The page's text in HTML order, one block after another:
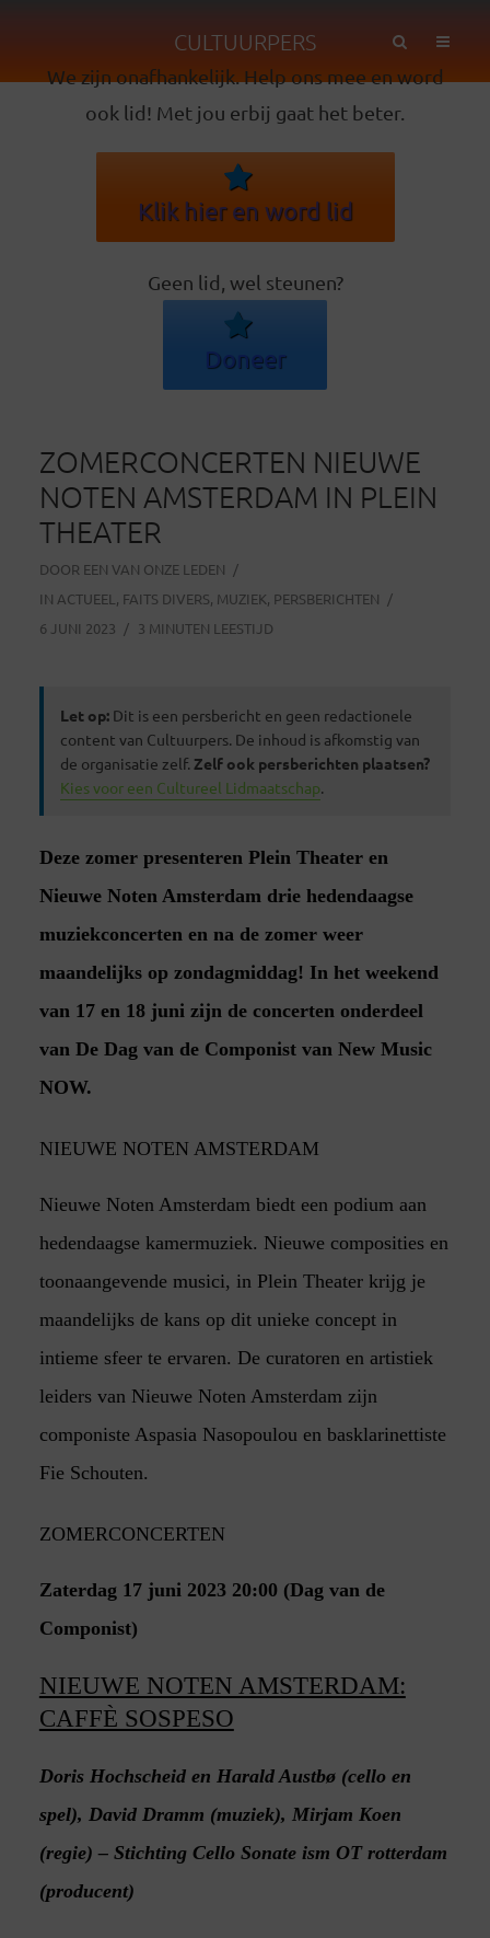
CULTUURPERS
We zijn onafhankelijk. Help ons mee en word
ook lid! Met jou erbij gaat het beter.
Klik hier en word lid
Geen lid, wel steunen?
Doneer
ZOMERCONCERTEN NIEUWE
NOTEN AMSTERDAM IN PLEIN
THEATER
DOOR EEN VAN ONZE LEDEN
IN ACTUEEL , FAITS DIVERS, MUZIEK, PERSBERICHTEN
6 JUNI 2023
3 MINUTEN LEESTIJD
Let op:Dit is een persbericht en geen redactionele
content van Cultuurpers. De inhoud is afkomstig van
de organisatie zelf. Zelf ook persberichten plaatsen?
Kies voor een Cultureel Lidmaatschap.
Deze zomer presenteren Plein Theater en
Nieuwe Noten Amsterdam drie hedendaagse
muziekconcerten en na de zomer weer
maandelijks op zondagmiddag! In het weekend
van 17 en 18 juni zijn de concerten onderdeel
van De Dag van de Componist van New Music
NOW.
NIEUWE NOTEN AMSTERDAM
Nieuwe Noten Amsterdam biedt een podium aan
hedendaagse kamermuziek. Nieuwe composities en
toonaangevende musici, in Plein Theater krijg je
maandelijks de kans op dit unieke concept in
intieme sfeer te ervaren. De curatoren en artistiek
leiders van Nieuwe Noten Amsterdam zijn
componiste Aspasia Nasopoulou en basklarinettiste
Fie Schouten.
ZOMERCONCERTEN
Zaterdag 17 juni 2023 20:00 (Dag van de
Componist)
NIEUWE NOTEN AMSTERDAM:
CAFFÈ SOSPESO
Doris Hochscheid en Harald Austbø (cello en
spel), David Dramm (muziek), Mirjam Koen
(regie) – Stichting Cello Sonate ism OT rotterdam
(producent)